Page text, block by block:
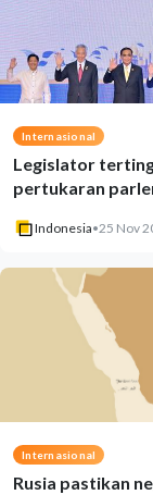
Internasional
Legislator
pertukaran
Indonesia•25 Nov
Internasional
Rusia pastikan